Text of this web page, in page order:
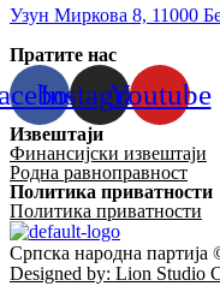
Узун Миркова 8, 11000
Пратите нас
InstagramYoutube
Извештаји
Финансијски извештаји
Родна равноправност
Политика приватности
Политика приватности
Српска народна партија
Designed by: Lion Studio